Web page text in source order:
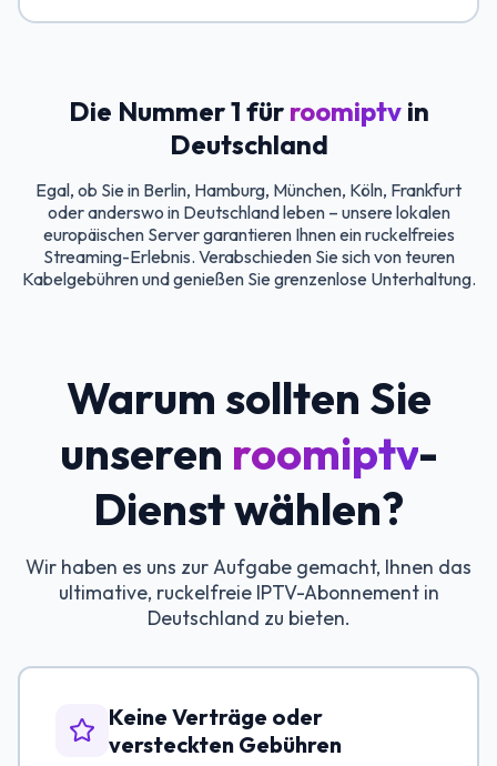
Die Nummer 1 für roomiptvin
Deutschland
Egal, ob Sie in Berlin, Hamburg, München, Köln, Frankfurt
oder anderswo in Deutschland leben – unsere lokalen
europäischen Server garantieren Ihnen ein ruckelfreies
Streaming-Erlebnis. Verabschieden Sie sich von teuren
Kabelgebühren und genießen Sie grenzenlose Unterhaltung.
Warum sollten Sie
unseren roomiptv-
Dienst wählen?
Wir haben es uns zur Aufgabe gemacht, Ihnen das
ultimative, ruckelfreie IPTV-Abonnement in
Deutschland zu bieten.
Keine Verträge oder
versteckten Gebühren